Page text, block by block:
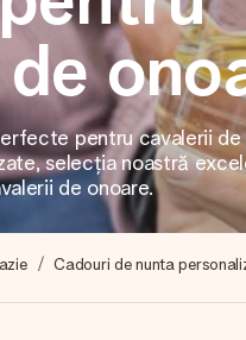
recenzii)
ne oferă nota 4,8 pe Google
pași - cu numele ei,
pentru cavalerii de
selecția noastră
de onoare.
Cadouri de nunta